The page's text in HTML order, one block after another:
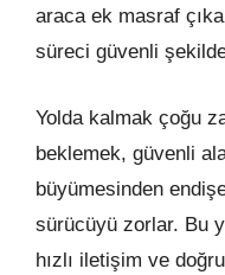
araca ek masraf
süreci güvenli
Yolda kalmak çoğu
beklemek, güvenli
büyümesinden
sürücüyü zorlar. Bu
hızlı iletişim ve